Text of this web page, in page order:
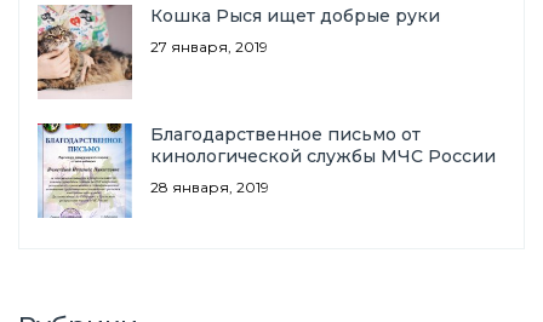
Кошка Рыся ищет добрые руки
27 января, 2019
Благодарственное письмо от
кинологической службы МЧС России
28 января, 2019